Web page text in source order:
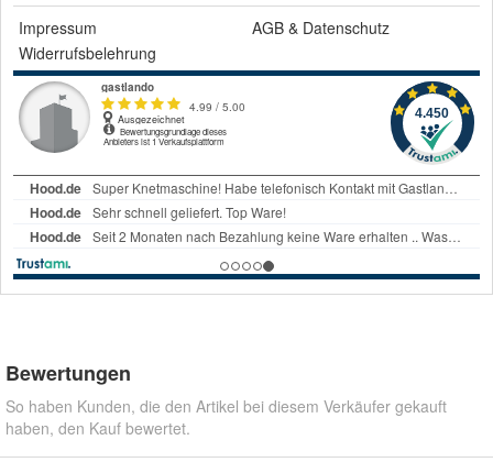
Impressum
AGB & Datenschutz
Widerrufsbelehrung
Bewertungen
So haben Kunden, die den Artikel bei diesem Verkäufer gekauft
haben, den Kauf bewertet.